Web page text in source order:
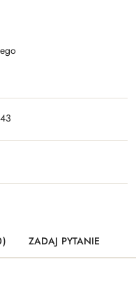
ZADAJ PYTANIE